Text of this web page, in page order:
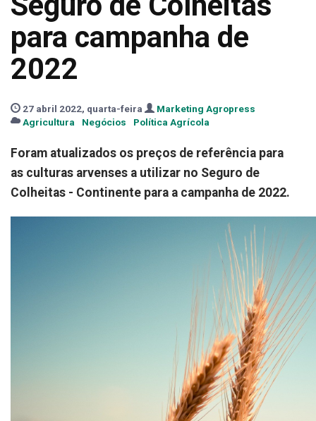
para campanha de
2022
27 abril 2022, quarta-feira
Marketing Agropress
Agricultura
Negócios Política Agrícola
Foram atualizados os preços de referência para
as culturas arvenses a utilizar no Seguro de
Colheitas - Continente para a campanha de 2022.